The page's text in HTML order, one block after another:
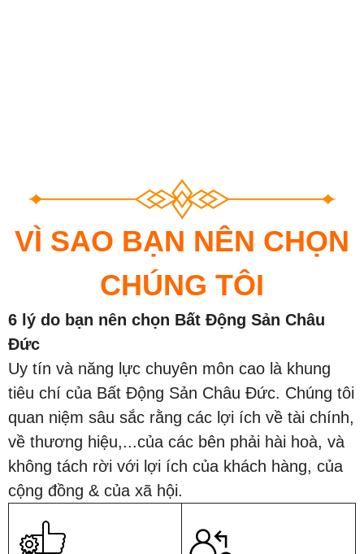
VÌ SAO BẠN NÊN CHỌN
CHÚNG TÔI
6 lý do bạn nên chọn Bất Động Sản Châu
Đức
Uy tín và năng lực chuyên môn cao là khung
tiêu chí của Bất Động Sản Châu Đức. Chúng tôi
quan niệm sâu sắc rằng các lợi ích về tài chính,
về thương hiệu,...của các bên phải hài hoà, và
không tách rời với lợi ích của khách hàng, của
cộng đồng & của xã hội.